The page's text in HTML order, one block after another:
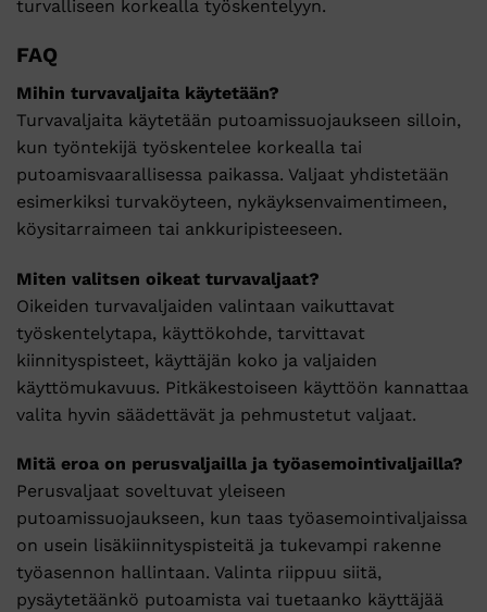
turvalliseen korkealla työskentelyyn.
FAQ
Mihin turvavaljaita käytetään?
Turvavaljaita käytetään putoamissuojaukseen silloin,
kun työntekijä työskentelee korkealla tai
putoamisvaarallisessa paikassa. Valjaat yhdistetään
esimerkiksi turvaköyteen, nykäyksenvaimentimeen,
köysitarraimeen tai ankkuripisteeseen.
Miten valitsen oikeat turvavaljaat?
Oikeiden turvavaljaiden valintaan vaikuttavat
työskentelytapa, käyttökohde, tarvittavat
kiinnityspisteet, käyttäjän koko ja valjaiden
käyttömukavuus. Pitkäkestoiseen käyttöön kannattaa
valita hyvin säädettävät ja pehmustetut valjaat.
Mitä eroa on perusvaljailla ja työasemointivaljailla?
Perusvaljaat soveltuvat yleiseen
putoamissuojaukseen, kun taas työasemointivaljaissa
on usein lisäkiinnityspisteitä ja tukevampi rakenne
työasennon hallintaan. Valinta riippuu siitä,
pysäytetäänkö putoamista vai tuetaanko käyttäjää